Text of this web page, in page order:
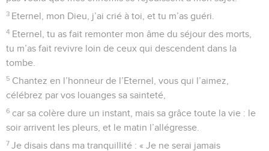
3 Eternel, mon Dieu, j’ai crié à toi, et tu m’as guéri.
4 Eternel, tu as fait remonter mon âme du séjour des morts,
tu m’as fait revivre loin de ceux qui descendent dans la
tombe.
5 Chantez en l’honneur de l’Eternel, vous qui l’aimez,
célébrez par vos louanges sa sainteté,
6 car sa colère dure un instant, mais sa grâce toute la vie : le
soir arrivent les pleurs, et le matin l’allégresse.
7 Je disais dans ma tranquillité : « Je ne serai jamais